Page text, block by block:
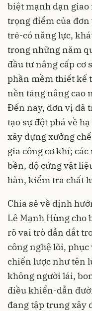
biệt mạnh dạn
trọng điểm của đơn
trẻ-có năng lực,
trong những năm
đầu tư nâng cấp cơ
phần mềm thiết kế
nền tảng nâng cao
Đến nay, đơn vị đã
tạo sự đột phá về
xây dựng xưởng
gia công cơ khí;
bền, độ cứng vật
hàn, kiểm tra chất
Chia sẻ về định
Lê Mạnh Hùng cho
rõ vai trò dẫn dắt
công nghệ lõi,
chiến lược như tên
không người lái,
điều khiển-dẫn
đang tập trung xây